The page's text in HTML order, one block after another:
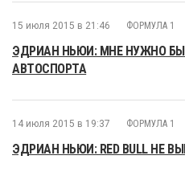
15 июля 2015 в 21:46 ФОРМУЛА 1
ЭДРИАН НЬЮИ: МНЕ НУЖНО
АВТОСПОРТА
14 июля 2015 в 19:37 ФОРМУЛА 1
ЭДРИАН НЬЮИ: RED BULL НЕ